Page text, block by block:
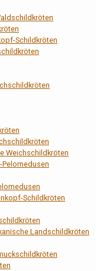
Schildkröten
Weichschildkröten
Schildkröten
Landschildkröten